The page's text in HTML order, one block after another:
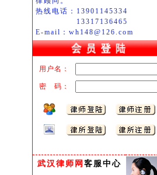
热线电话：13901145334
13317136465
E-mail：wh148@126.com
用户名：
密 码：
武汉律师网 客服中心